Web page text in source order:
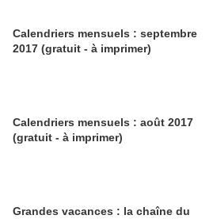
Calendriers mensuels : septembre
2017 (gratuit - à imprimer)
Calendriers mensuels : août 2017
(gratuit - à imprimer)
Grandes vacances : la chaîne du